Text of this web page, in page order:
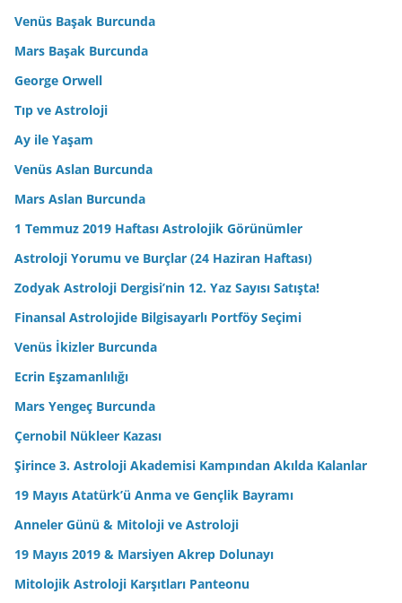
Venüs Başak Burcunda
Mars Başak Burcunda
George Orwell
Tıp ve Astroloji
Ay ile Yaşam
Venüs Aslan Burcunda
Mars Aslan Burcunda
1 Temmuz 2019 Haftası Astrolojik Görünümler
Astroloji Yorumu ve Burçlar (24 Haziran Haftası)
Zodyak Astroloji Dergisi’nin 12. Yaz Sayısı Satışta!
Finansal Astrolojide Bilgisayarlı Portföy Seçimi
Venüs İkizler Burcunda
Ecrin Eşzamanlılığı
Mars Yengeç Burcunda
Çernobil Nükleer Kazası
Şirince 3. Astroloji Akademisi Kampından Akılda Kalanlar
19 Mayıs Atatürk’ü Anma ve Gençlik Bayramı
Anneler Günü & Mitoloji ve Astroloji
19 Mayıs 2019 & Marsiyen Akrep Dolunayı
Mitolojik Astroloji Karşıtları Panteonu